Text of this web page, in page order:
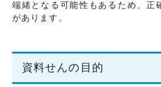
端緒となる可能性もあるため、正
があります。
資料せんの目的